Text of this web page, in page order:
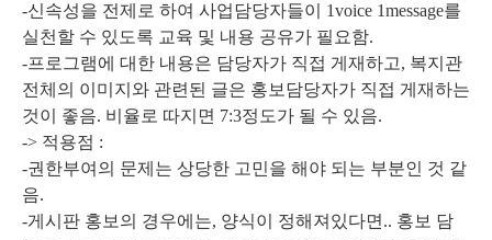
-신속성을 전제로 하여 사업담당자들이 1voice 1message를
실천할 수 있도록 교육 및 내용 공유가 필요함.
-프로그램에 대한 내용은 담당자가 직접 게재하고, 복지관
전체의 이미지와 관련된 글은 홍보담당자가 직접 게재하는
것이 좋음. 비율로 따지면 7:3정도가 될 수 있음.
-> 적용점 :
-권한부여의 문제는 상당한 고민을 해야 되는 부분인 것 같
음.
-게시판 홍보의 경우에는, 양식이 정해져있다면.. 홍보 담